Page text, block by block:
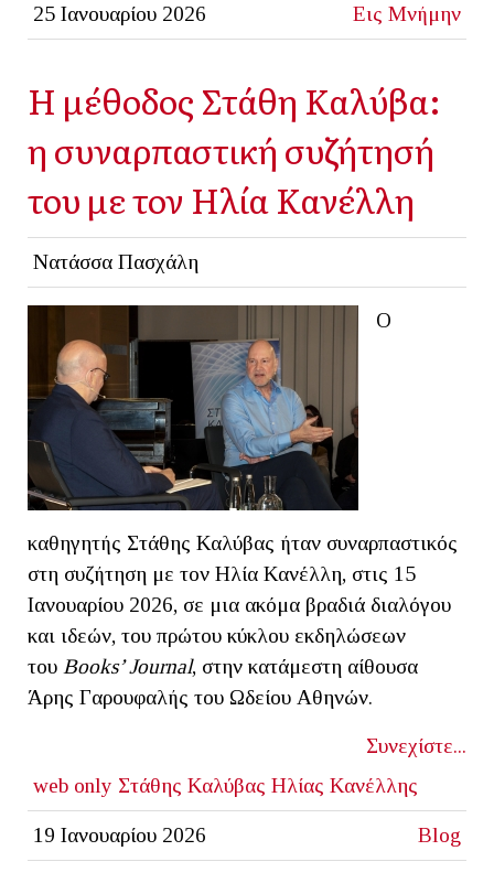
25 Ιανουαρίου 2026 Εις Μνήμην
Η μέθοδος Στάθη Καλύβα:
η συναρπαστική συζήτησή
του με τον Ηλία Κανέλλη
Νατάσσα Πασχάλη
Ο
καθηγητής Στάθης Καλύβας ήταν συναρπαστικός
στη συζήτηση με τον Ηλία Κανέλλη, στις 15
Ιανουαρίου 2026, σε μια ακόμα βραδιά διαλόγου
και ιδεών, του πρώτου κύκλου εκδηλώσεων
του Books’ Journal, στην κατάμεστη αίθουσα
Άρης Γαρουφαλής του Ωδείου Αθηνών.
Συνεχίστε...
web only Στάθης Καλύβας Ηλίας Κανέλλης
19 Ιανουαρίου 2026 Blog